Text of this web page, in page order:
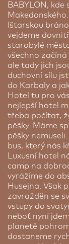
BABYLON,
Ištarskou
vejdeme
starobylé
všechno
ale tady jich
duchovní sílu
do Karbaly a
Hotel tu pro
nejlepší hotel
třeba počítat,
pěšky. Máme
pěšky
bus, který nás
Luxusní hotel
camp na
vyrážíme do
Husejna. Však
zavražděn se
vstupy do
neboť nyní
planetě
dostaneme